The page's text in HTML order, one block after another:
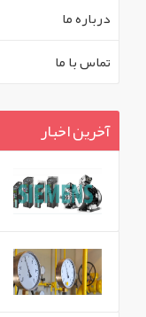
درباره ما
تماس با ما
آخرین اخبار